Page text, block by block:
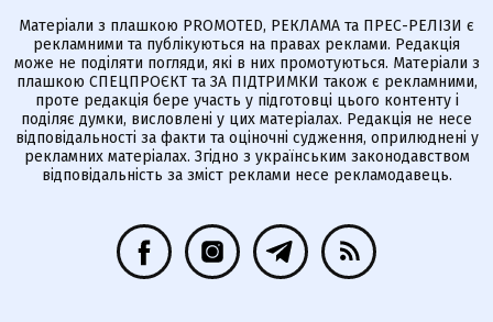
Матеріали з плашкою PROMOTED, РЕКЛАМА та ПРЕС-РЕЛІЗИ є
рекламними та публікуються на правах реклами. Редакція
може не поділяти погляди, які в них промотуються. Матеріали з
плашкою СПЕЦПРОЄКТ та ЗА ПІДТРИМКИ також є рекламними,
проте редакція бере участь у підготовці цього контенту і
поділяє думки, висловлені у цих матеріалах. Редакція не несе
відповідальності за факти та оціночні судження, оприлюднені у
рекламних матеріалах. Згідно з українським законодавством
відповідальність за зміст реклами несе рекламодавець.